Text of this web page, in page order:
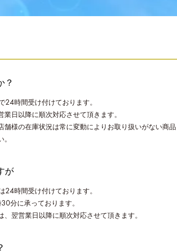
？
24時間受け付けております。
日以降に順次対応させて頂きます。
舗様の在庫状況は常に変動によりお取り扱いがない商
が
24時間受け付けております。
分に承っております。
翌営業日以降に順次対応させて頂きます。